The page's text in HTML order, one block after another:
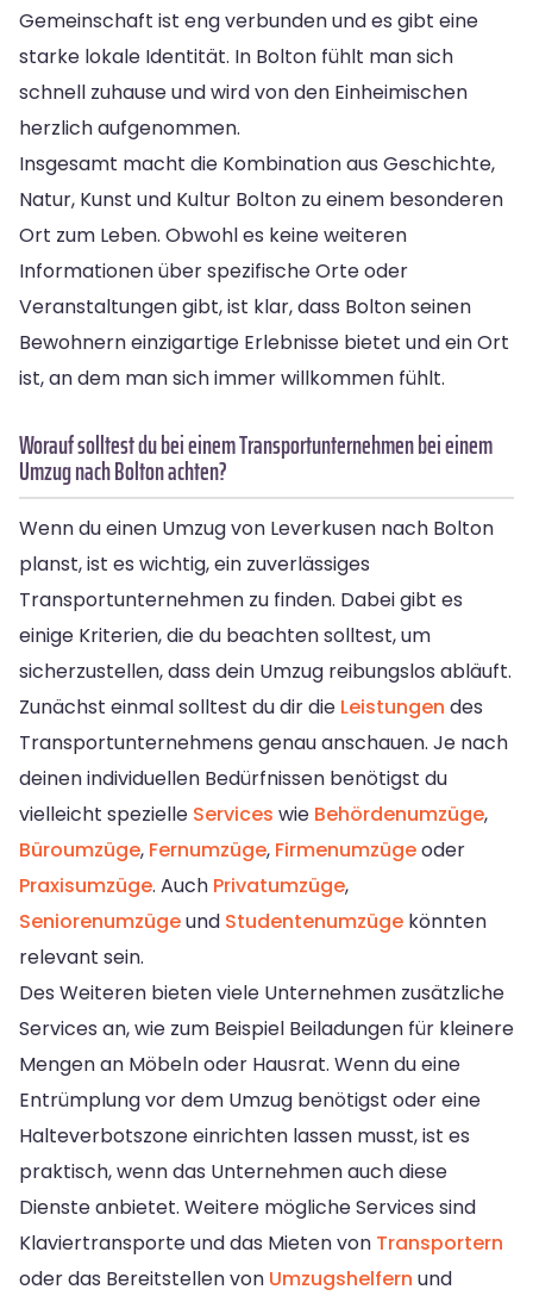
Gemeinschaft ist eng verbunden und es gibt eine
starke lokale Identität. In Bolton fühlt man sich
schnell zuhause und wird von den Einheimischen
herzlich aufgenommen.
Insgesamt macht die Kombination aus Geschichte,
Natur, Kunst und Kultur Bolton zu einem besonderen
Ort zum Leben. Obwohl es keine weiteren
Informationen über spezifische Orte oder
Veranstaltungen gibt, ist klar, dass Bolton seinen
Bewohnern einzigartige Erlebnisse bietet und ein Ort
ist, an dem man sich immer willkommen fühlt.
Worauf solltest du bei einem Transportunternehmen bei einem
Umzug nach Bolton achten?
Wenn du einen Umzug von Leverkusen nach Bolton
planst, ist es wichtig, ein zuverlässiges
Transportunternehmen zu finden. Dabei gibt es
einige Kriterien, die du beachten solltest, um
sicherzustellen, dass dein Umzug reibungslos abläuft.
Zunächst einmal solltest du dir die Leistungen des
Transportunternehmens genau anschauen. Je nach
deinen individuellen Bedürfnissen benötigst du
vielleicht spezielle Services wie Behördenumzüge,
Büroumzüge, Fernumzüge, Firmenumzügeoder
Praxisumzüge. Auch Privatumzüge,
Seniorenumzügeund Studentenumzüge könnten
relevant sein.
Des Weiteren bieten viele Unternehmen zusätzliche
Services an, wie zum Beispiel Beiladungen für kleinere
Mengen an Möbeln oder Hausrat. Wenn du eine
Entrümplung vor dem Umzug benötigst oder eine
Halteverbotszone einrichten lassen musst, ist es
praktisch, wenn das Unternehmen auch diese
Dienste anbietet. Weitere mögliche Services sind
Klaviertransporte und das Mieten von Transportern
oder das Bereitstellen von Umzugshelfern und